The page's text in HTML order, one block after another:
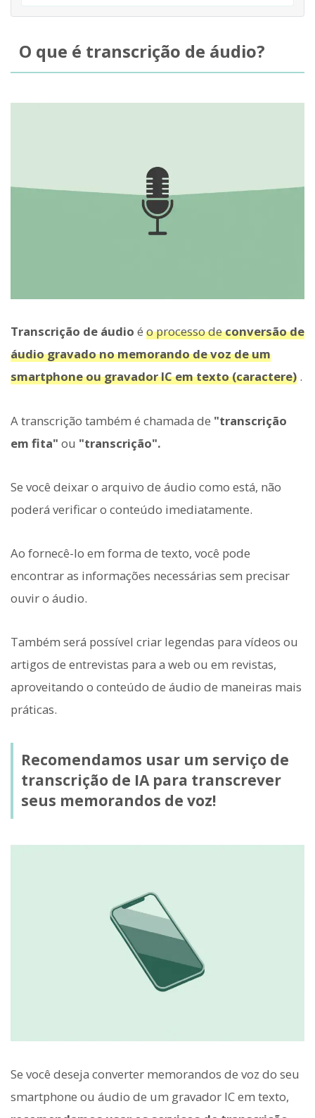
O que é transcrição de áudio?
Transcrição de áudio é o processo deconversão de
áudio gravado no memorando de voz de um
smartphone ou gravador IC em texto (caractere) .
A transcrição também é chamada de "transcrição
em fita" ou "transcrição".
Se você deixar o arquivo de áudio como está, não
poderá verificar o conteúdo imediatamente.
Ao fornecê-lo em forma de texto, você pode
encontrar as informações necessárias sem precisar
ouvir o áudio.
Também será possível criar legendas para vídeos ou
artigos de entrevistas para a web ou em revistas,
aproveitando o conteúdo de áudio de maneiras mais
práticas.
Recomendamos usar um serviço de
transcrição de IA para transcrever
seus memorandos de voz!
Se você deseja converter memorandos de voz do seu
smartphone ou áudio de um gravador IC em texto,